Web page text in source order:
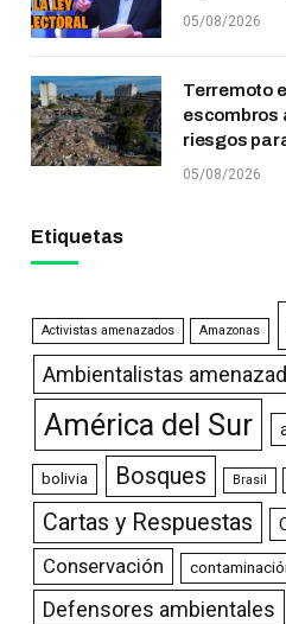
05/08/2026
Terremoto
escombros
riesgos
05/08/2026
Etiquetas
Activistas amenazados Amazonas
Ambientalistas
América del Sur
bolivia Bosques Brasil
Cartas y Respuestas
Conservación
Defensores ambientales